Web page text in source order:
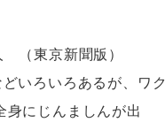
東京新聞版）
いろいろあるが、ワク
身にじんましんが出